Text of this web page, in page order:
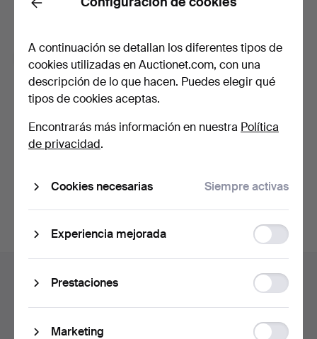
Recuérdame
Iniciar sesión
o iniciar sesión a través de Facebook
Continuar con Facebook
Navegación
pie
Ayuda y contacto
Modos de pago
Back
A continuación se detallan los diferentes tipos de
cookies utilizadas en Auctionet.com, con una
descripción de lo que hacen. Puedes elegir qué
tipos de cookies aceptas.
Encontrarás más información en nuestra Política
de privacidad.
Cookies necesarias Siempre activas
Experiencia mejorada
storage
Prestaciones
storage
Marketing
Ad